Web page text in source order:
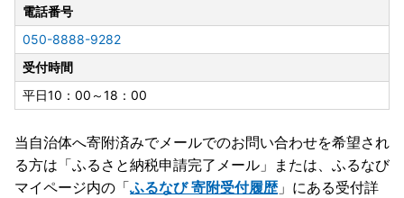
電話番号
050-8888-9282
受付時間
平日10：00～18：00
当自治体へ寄附済みでメールでのお問い合わせを希望され
る方は「ふるさと納税申請完了メール」 または、ふるなび
マイページ内の「ふるなび 寄附受付履歴」にある受付詳